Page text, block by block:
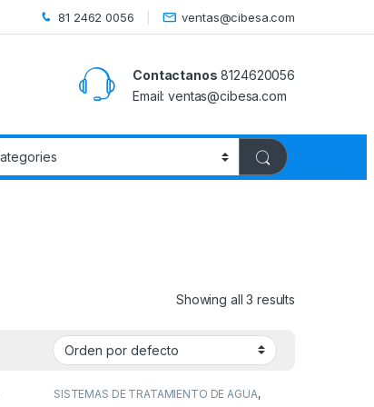
81 2462 0056 ventas@cibesa.com
Contactanos 8124620056
Email:ventas@cibesa.com
Showing all 3 results
SISTEMAS DE TRATAMIENTO DE AGUA,